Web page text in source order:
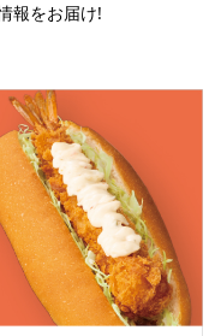
報をお届け!